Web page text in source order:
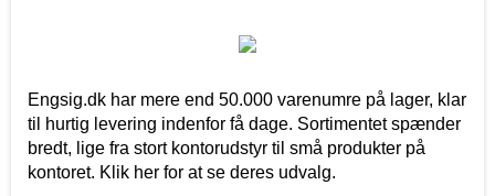
Engsig.dk har mere end 50.000 varenumre på lager, klar
til hurtig levering indenfor få dage. Sortimentet spænder
bredt, lige fra stort kontorudstyr til små produkter på
kontoret. Klik her for at se deres udvalg.